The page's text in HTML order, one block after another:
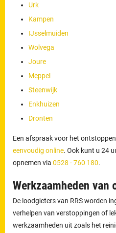
Urk
Kampen
IJsselmuiden
Wolvega
Joure
Meppel
Steenwijk
Enkhuizen
Dronten
Een afspraak voor het
eenvoudig online. Ook kunt u 24
opnemen via0528 - 760 180.
Werkzaamheden van
De loodgieters van RRS worden
verhelpen van verstoppingen of
werkzaamheden uit zoals het